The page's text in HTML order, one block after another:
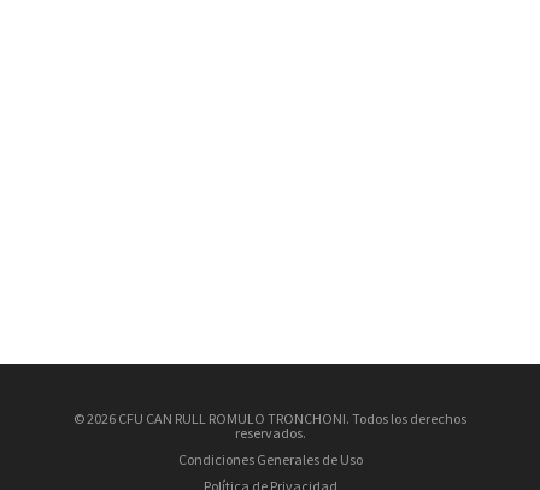
© 2026 CFU CAN RULL ROMULO TRONCHONI. Todos los derechos
reservados.
Condiciones Generales de Uso
Política de Privacidad